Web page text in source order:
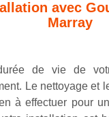
avec
Marray
de vie de
Le nettoyage et
à effectuer pour